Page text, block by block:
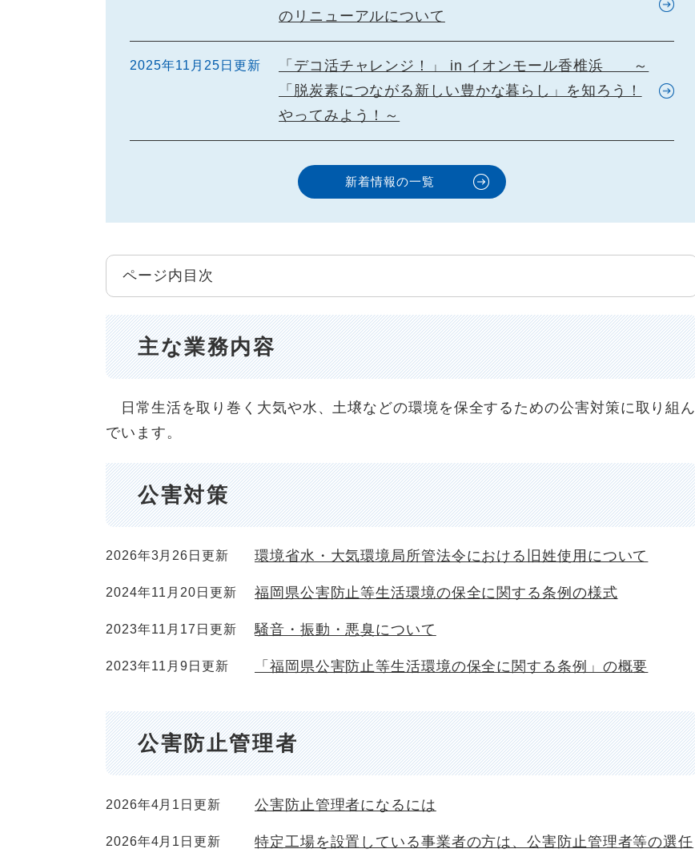
のリニューアルについて
2025年11月25日更新
「デコ活チャレンジ！」 in イオンモール香椎浜 ～
「脱炭素につながる新しい豊かな暮らし」を知ろう！
やってみよう！～
新着情報の一覧
ページ内目次
主な業務内容
日常生活を取り巻く大気や水、土壌などの環境を保全するための公害対策に取り組ん
でいます。
公害対策
2026年3月26日更新 環境省水・大気環境局所管法令における旧姓使用について
2024年11月20日更新 福岡県公害防止等生活環境の保全に関する条例の様式
2023年11月17日更新 騒音・振動・悪臭について
2023年11月9日更新 「福岡県公害防止等生活環境の保全に関する条例」の概要
公害防止管理者
2026年4月1日更新 公害防止管理者になるには
2026年4月1日更新
特定工場を設置している事業者の方は、公害防止管理者等の選任